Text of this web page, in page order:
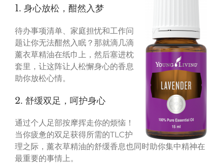
1. 身心放松，酣然入梦
待办事项清单、家庭担忧和工作问
题让你无法酣然入眠？那就滴几滴
薰衣草精油在纸巾上，然后塞进枕
套里，让这阵让人松懈身心的香息
助你放松心情。
2. 舒缓双足，呵护身心
通过个人足部按摩挥走你的烦恼！
当你疲惫的双足获得所需的TLC护
理之际，薰衣草精油的舒缓香息也同时助你集中精神在
最重要的事情上。